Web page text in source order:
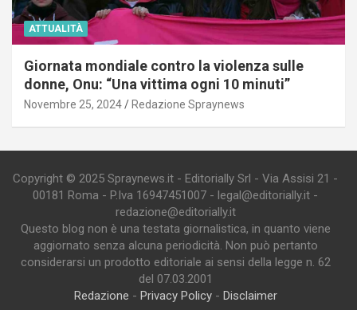
ATTUALITÀ
Giornata mondiale contro la violenza sulle
donne, Onu: “Una vittima ogni 10 minuti”
Novembre 25, 2024 Redazione Spraynews
Copyright © 2025 Spraynews.it - Editorially Srl - Via Assisi 21 -
00181 Roma - P.Iva 16947451007 - legal@editorially.it -
redazione@editorially.it
Questo blog non è una testata giornalistica, in quanto viene
aggiornato senza alcuna periodicità. Non può pertanto
considerarsi un prodotto editoriale ai sensi della legge n. 62
del 07.03.2001
Redazione - Privacy Policy- Disclaimer